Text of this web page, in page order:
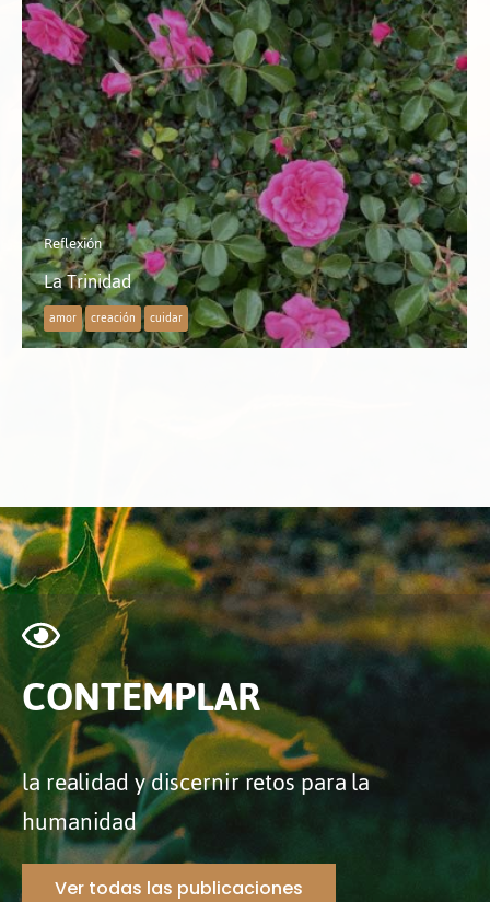
Reflexión
La Trinidad
amor creación cuidar
CONTEMPLAR
la realidad y discernir retos para la
humanidad
Ver todas las publicaciones